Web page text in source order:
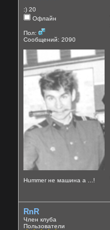
:) 20
Офлайн
Пол:
Сообщений: 2090
Нummer не машина а ...!
RnR
Член клуба
Пользователи